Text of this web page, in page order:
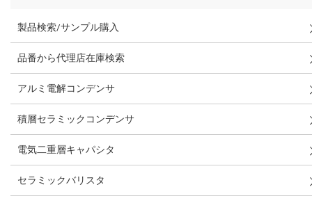
製品検索/サンプル購入
品番から代理店在庫検索
アルミ電解コンデンサ
積層セラミックコンデンサ
電気二重層キャパシタ
セラミックバリスタ